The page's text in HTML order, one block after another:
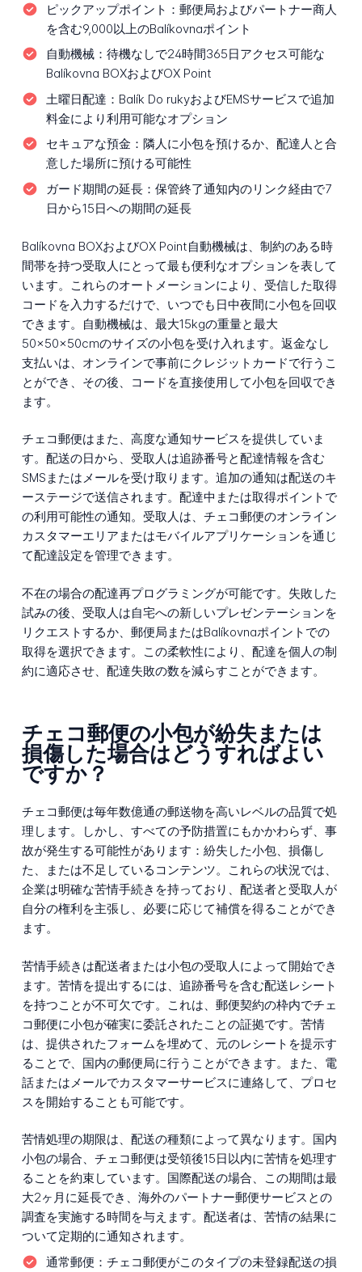
ピックアップポイント： 郵便局およびパートナー商人
を含む9,000以上のBalíkovnaポイント
自動機械： 待機なしで24時間365日アクセス可能な
Balíkovna BOXおよびOX Point
土曜日配達： Balík Do rukyおよびEMSサービスで追加
料金により利用可能なオプション
セキュアな預金： 隣人に小包を預けるか、配達人と合
意した場所に預ける可能性
ガード期間の延長： 保管終了通知内のリンク経由で7
日から15日への期間の延長
Balíkovna BOXおよびOX Point自動機械は、制約のある時
間帯を持つ受取人にとって最も便利なオプションを表して
います。これらのオートメーションにより、受信した取得
コードを入力するだけで、いつでも日中夜間に小包を回収
できます。自動機械は、最大15kgの重量と最大
50×50×50cmのサイズの小包を受け入れます。返金なし
支払いは、オンラインで事前にクレジットカードで行うこ
とができ、その後、コードを直接使用して小包を回収でき
ます。
チェコ郵便はまた、高度な通知サービスを提供していま
す。配送の日から、受取人は追跡番号と配達情報を含む
SMSまたはメールを受け取ります。追加の通知は配送のキ
ーステージで送信されます。配達中または取得ポイントで
の利用可能性の通知。受取人は、チェコ郵便のオンライン
カスタマーエリアまたはモバイルアプリケーションを通じ
て配達設定を管理できます。
不在の場合の配達再プログラミングが可能です。失敗した
試みの後、受取人は自宅への新しいプレゼンテーションを
リクエストするか、郵便局またはBalíkovnaポイントでの
取得を選択できます。この柔軟性により、配達を個人の制
約に適応させ、配達失敗の数を減らすことができます。
チェコ郵便の小包が紛失または
損傷した場合はどうすればよい
ですか？
チェコ郵便は毎年数億通の郵送物を高いレベルの品質で処
理します。しかし、すべての予防措置にもかかわらず、事
故が発生する可能性があります：紛失した小包、損傷し
た、または不足しているコンテンツ。これらの状況では、
企業は明確な苦情手続きを持っており、配送者と受取人が
自分の権利を主張し、必要に応じて補償を得ることができ
ます。
苦情手続きは配送者または小包の受取人によって開始でき
ます。苦情を提出するには、追跡番号を含む配送レシート
を持つことが不可欠です。これは、郵便契約の枠内でチェ
コ郵便に小包が確実に委託されたことの証拠です。苦情
は、提供されたフォームを埋めて、元のレシートを提示す
ることで、国内の郵便局に行うことができます。また、電
話またはメールでカスタマーサービスに連絡して、プロセ
スを開始することも可能です。
苦情処理の期限は、配送の種類によって異なります。国内
小包の場合、チェコ郵便は受領後15日以内に苦情を処理す
ることを約束しています。国際配送の場合、この期間は最
大2ヶ月に延長でき、海外のパートナー郵便サービスとの
調査を実施する時間を与えます。配送者は、苦情の結果に
ついて定期的に通知されます。
通常郵便： チェコ郵便がこのタイプの未登録配送の損